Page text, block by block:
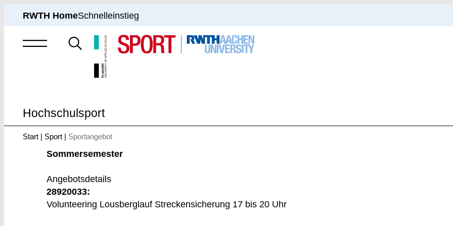
RWTH HomeSchnelleinstieg
Suche
nach
Hochschulsport
hier:
Start Sport Sportangebot
Sommersemester
Angebotsdetails
28920033:
Volunteering Lousberglauf Streckensicherung 17 bis 20 Uhr